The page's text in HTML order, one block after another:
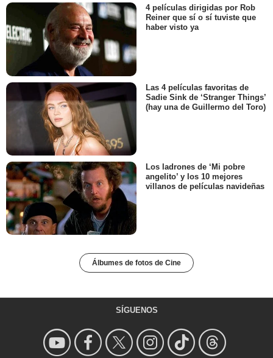
4 películas dirigidas por Rob
Reiner que sí o sí tuviste que
haber visto ya
Las 4 películas favoritas de
Sadie Sink de ‘Stranger Things’
(hay una de Guillermo del Toro)
Los ladrones de ‘Mi pobre
angelito’ y los 10 mejores
villanos de películas navideñas
Álbumes de fotos de Cine
SÍGUENOS